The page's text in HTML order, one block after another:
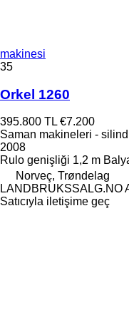
makinesi
35
Orkel 1260
395.800 TL €7.200
Saman makineleri -
2008
Rulo genişliği 1,2 m
Norveç, Trøndelag
LANDBRUKSSALG.NO
Satıcıyla iletişime geç